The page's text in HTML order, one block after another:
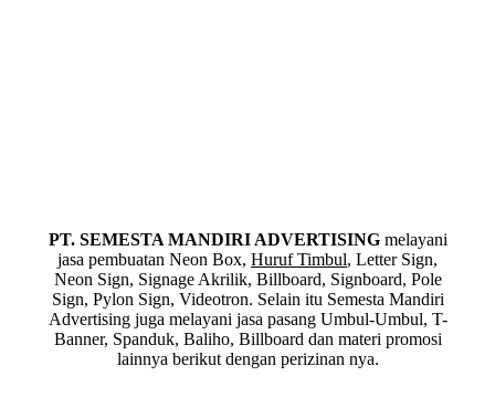
PT. SEMESTA MANDIRI ADVERTISINGmelayani
jasa pembuatan Neon Box, Huruf Timbul, Letter Sign,
Neon Sign, Signage Akrilik, Billboard, Signboard, Pole
Sign, Pylon Sign, Videotron. Selain itu Semesta Mandiri
Advertising juga melayani jasa pasang Umbul-Umbul, T-
Banner, Spanduk, Baliho, Billboard dan materi promosi
lainnya berikut dengan perizinan nya.